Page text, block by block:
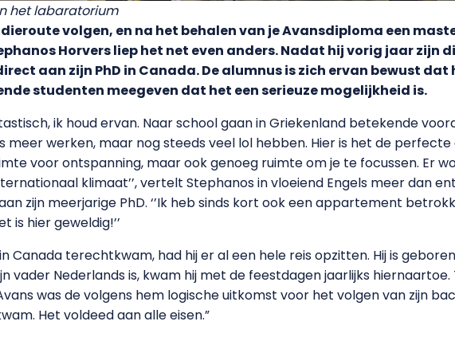
het labaratorium
volgen, en na het behalen van je Avansdiploma een
Horvers liep het net even anders. Nadat hij vorig jaar zijn
aan zijn PhD in Canada. De alumnus is zich ervan bewust
studenten meegeven dat het een serieuze mogelijkheid is.
ik houd ervan. Naar school gaan in Griekenland betekende
meer werken, maar nog steeds veel lol hebben. Hier is het de
voor ontspanning, maar ook genoeg ruimte om je te focussen. Er
klimaat’’, vertelt Stephanos in vloeiend Engels meer dan
zijn meerjarige PhD. ‘’Ik heb sinds kort ook een appartement
is hier geweldig!’’
Canada terechtkwam, had hij er al een hele reis opzitten. Hij is
vader Nederlands is, kwam hij met de feestdagen jaarlijks
was de volgens hem logische uitkomst voor het volgen van zijn
Het voldeed aan alle eisen.”